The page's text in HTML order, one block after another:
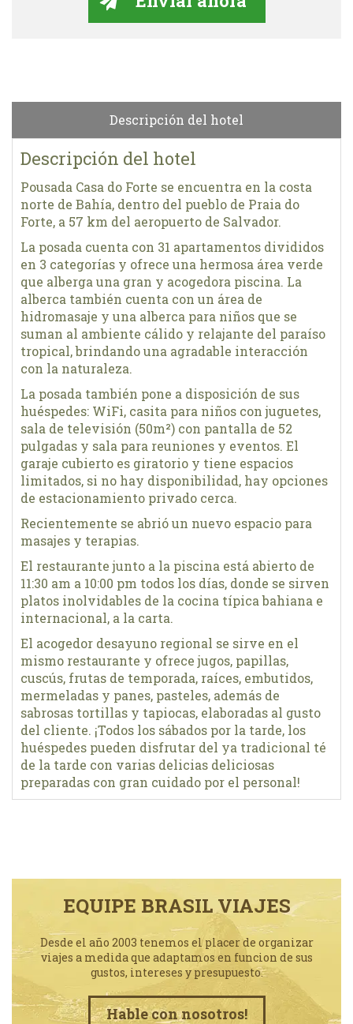
Descripción del hotel
Descripción del hotel
Pousada Casa do Forte se encuentra en la costa
norte de Bahía, dentro del pueblo de Praia do
Forte, a 57 km del aeropuerto de Salvador.
La posada cuenta con 31 apartamentos divididos
en 3 categorías y ofrece una hermosa área verde
que alberga una gran y acogedora piscina. La
alberca también cuenta con un área de
hidromasaje y una alberca para niños que se
suman al ambiente cálido y relajante del paraíso
tropical, brindando una agradable interacción
con la naturaleza.
La posada también pone a disposición de sus
huéspedes: WiFi, casita para niños con juguetes,
sala de televisión (50m²) con pantalla de 52
pulgadas y sala para reuniones y eventos. El
garaje cubierto es giratorio y tiene espacios
limitados, si no hay disponibilidad, hay opciones
de estacionamiento privado cerca.
Recientemente se abrió un nuevo espacio para
masajes y terapias.
El restaurante junto a la piscina está abierto de
11:30 am a 10:00 pm todos los días, donde se sirven
platos inolvidables de la cocina típica bahiana e
internacional, a la carta.
El acogedor desayuno regional se sirve en el
mismo restaurante y ofrece jugos, papillas,
cuscús, frutas de temporada, raíces, embutidos,
mermeladas y panes, pasteles, además de
sabrosas tortillas y tapiocas, elaboradas al gusto
del cliente. ¡Todos los sábados por la tarde, los
huéspedes pueden disfrutar del ya tradicional té
de la tarde con varias delicias deliciosas
preparadas con gran cuidado por el personal!
EQUIPE BRASIL VIAJES
Desde el año 2003 tenemos el placer de organizar
viajes a medida que adaptamos en funcion de sus
gustos, intereses y presupuesto.
Hable con nosotros!